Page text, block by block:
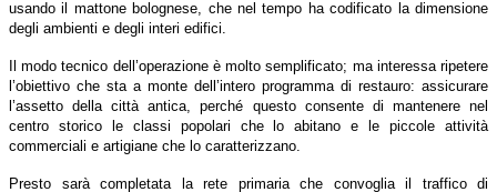
usando il mattone bolognese, che nel tempo ha codificato la dimensione
degli ambienti e degli interi edifici.
Il modo tecnico dell’operazione è molto semplificato; ma interessa ripetere
l’obiettivo che sta a monte dell’intero programma di restauro: assicurare
l’assetto della città antica, perché questo consente di mantenere nel
centro storico le classi popolari che lo abitano e le piccole attività
commerciali e artigiane che lo caratterizzano.
Presto sarà completata la rete primaria che convoglia il traffico di